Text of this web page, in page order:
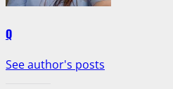
Q
See author's posts